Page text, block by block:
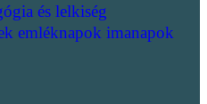
és lelkiség
emléknapok imanapok